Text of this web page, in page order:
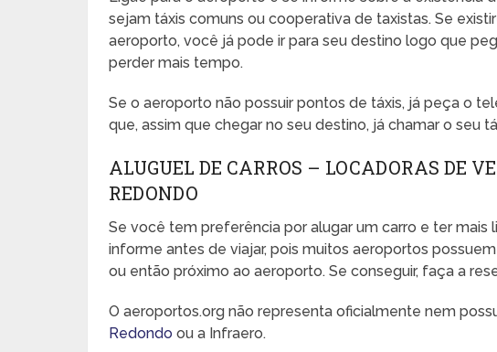
sejam táxis comuns ou cooperativa de taxistas. Se
aeroporto, você já pode ir para seu destino logo que
perder mais tempo.
Se o aeroporto não possuir pontos de táxis, já peça o
que, assim que chegar no seu destino, já chamar o seu
ALUGUEL DE CARROS – LOCADORAS DE
REDONDO
Se você tem preferência por alugar um carro e ter
informe antes de viajar, pois muitos aeroportos
ou então próximo ao aeroporto. Se conseguir, faça a
O aeroportos.org não representa oficialmente nem
Redondo ou a Infraero.